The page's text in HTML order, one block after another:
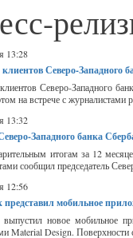
13:28
клиентов Северо-Западного
Северо-Западного
на встрече с журналистами
13:32
Западного банка
итогам за 12
сообщил председатель
12:56
представил мобильное
новое мобильное
Material Design.